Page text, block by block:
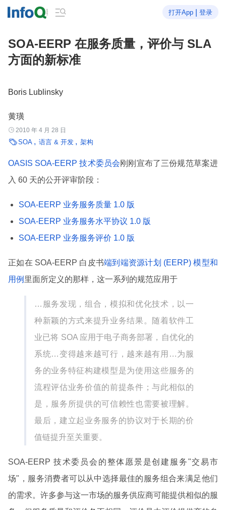
 打开App 登录
SOA-EERP 在服务质量，评价与 SLA
方面的新标准
Boris Lublinsky
黄璜
 2010 年 4 月 28 日
SOA 语言 & 开发 架构
OASIS SOA-EERP 技术委员会刚刚宣布了三份规范草案进
入 60 天的公开评审阶段：
SOA-EERP 业务服务质量 1.0 版
SOA-EERP 业务服务水平协议 1.0 版
SOA-EERP 业务服务评价 1.0 版
正如在 SOA-EERP 白皮书端到端资源计划 (EERP) 模型和
用例 里面所定义的那样，这一系列的规范应用于
…服务发现，组合，模拟和优化技术，以一
种新颖的方式来提升业务结果。随着软件工
业已将 SOA 应用于电子商务部署，自优化的
系统…变得越来越可行，越来越有用…为服
务的业务特征构建模型是为使用这些服务的
流程评估业务价值的前提条件；与此相似的
是，服务所提供的可信赖性也需要被理解。
最后，建立起业务服务的协议对于长期的价
值链提升至关重要。
SOA-EERP 技术委员会的整体愿景是创建服务"交易市
场"，服务消费者可以从中选择最佳的服务组合来满足他们
的需求。许多参与这一市场的服务供应商可能提供相似的服